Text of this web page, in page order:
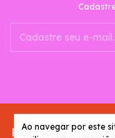
Ao navegar por este
Páginas